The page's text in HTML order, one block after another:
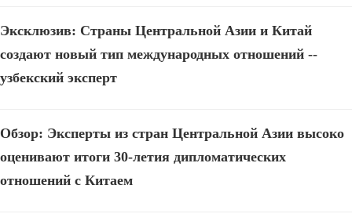
Эксклюзив: Страны Центральной Азии и Китай
создают новый тип международных отношений --
узбекский эксперт
Обзор: Эксперты из стран Центральной Азии высоко
оценивают итоги 30-летия дипломатических
отношений с Китаем